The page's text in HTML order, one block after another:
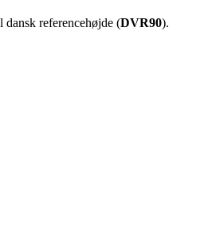
referencehøjde (DVR90).